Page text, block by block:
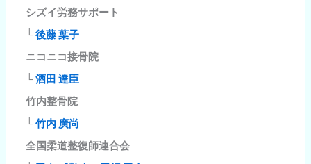
シズイ労務サポート
└後藤 葉子
ニコニコ接骨院
└酒田 達臣
竹内整骨院
└竹内 廣尚
全国柔道整復師連合会